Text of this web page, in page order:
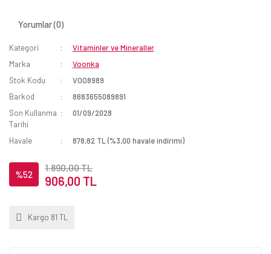
Yorumlar (0)
Kategori
Vitaminler ve Mineraller
Marka
Voonka
Stok Kodu
VOO8989
Barkod
8683655089891
Son Kullanma
Tarihi
01/09/2028
Havale 878,82 TL (%3,00 havale indirimi)
%52
1.890,00 TL
906,00 TL
Kargo 81 TL